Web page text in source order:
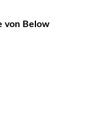
von Below